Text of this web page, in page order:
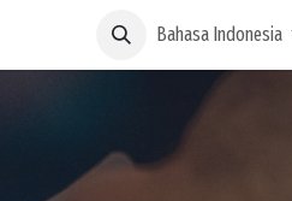
Bahasa Indonesia